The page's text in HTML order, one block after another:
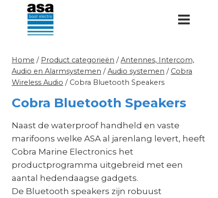
Doorgaan
inhoud
Home / Product categorieën / Antennes, Intercom,
Audio en Alarmsystemen / Audio systemen / Cobra
Wireless Audio / Cobra Bluetooth Speakers
Cobra Bluetooth Speakers
Naast de waterproof handheld en vaste
marifoons welke ASA al jarenlang levert, heeft
Cobra Marine Electronics het
productprogramma uitgebreid met een
aantal hedendaagse gadgets.
De Bluetooth speakers zijn robuust